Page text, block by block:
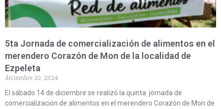
5ta Jornada de comercialización de alimentos en el
merendero Corazón de Mon de la localidad de
Ezpeleta
diciembre 20, 2024
El sábado 14 de diciembre se realizó la quinta jornada de
comercialización de alimentos en el merendero Corazón de Mon de